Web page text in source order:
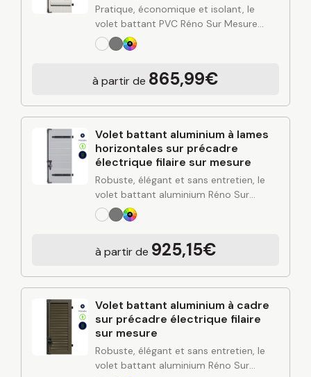
Pratique, économique et isolant, le
volet battant PVC Réno Sur Mesure
combine simplicité d’entretien, bonne
performance thermique et esthétique
l’expertise industrielle de C2R et posé…
à partir de 865,99€
Volet battant aluminium à lames
horizontales sur précadre
électrique filaire sur mesure
Robuste, élégant et sans entretien, le
volet battant aluminium Réno Sur
Mesure apporte une solution durable
pour protéger et valoriser votre
rigidité de l’aluminium et finitions…
à partir de 925,15€
Volet battant aluminium à cadre
sur précadre électrique filaire
sur mesure
Robuste, élégant et sans entretien, le
volet battant aluminium Réno Sur